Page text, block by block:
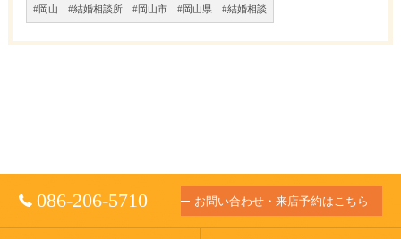
#岡山 #結婚相談所 #岡山市 #岡山県 #結婚相談
086-206-5710 お問い合わせ・来店予約はこちら